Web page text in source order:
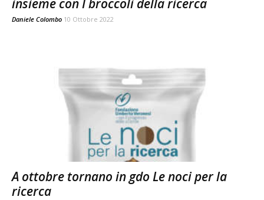
insieme con I broccoli della ricerca
Daniele Colombo 10 Ottobre 2022
A ottobre tornano in gdo Le noci per la
ricerca